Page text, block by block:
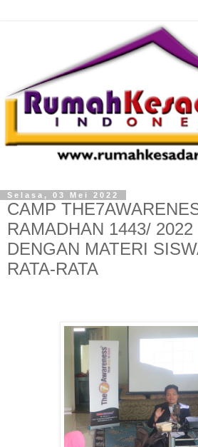
Selasa, 03 Mei 2022
CAMP
RAMADHAN 1443/ 2022
DENGAN MATERI
RATA-RATA